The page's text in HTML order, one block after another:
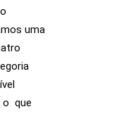
uma
o que